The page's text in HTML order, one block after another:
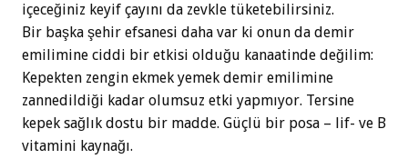
içeceğiniz keyif çayını da zevkle tüketebilirsiniz.
Bir başka şehir efsanesi daha var ki onun da demir
emilimine ciddi bir etkisi olduğu kanaatinde değilim:
Kepekten zengin ekmek yemek demir emilimine
zannedildiği kadar olumsuz etki yapmıyor. Tersine
kepek sağlık dostu bir madde. Güçlü bir posa – lif- ve B
vitamini kaynağı.